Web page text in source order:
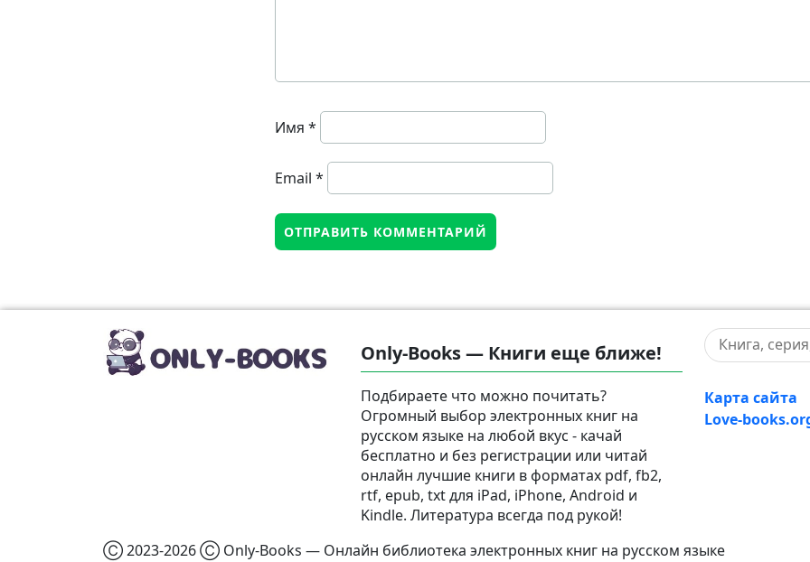
Имя *
Email *
Only-Books — Книги еще ближе!
Подбираете что можно почитать?
Огромный выбор электронных книг на
русском языке на любой вкус - качай
бесплатно и без регистрации или читай
онлайн лучшие книги в форматах pdf, fb2,
rtf, epub, txt для iPad, iPhone, Android и
Kindle. Литература всегда под рукой!
Карта сайта
Love-
Ⓒ 2023-2026 Ⓒ Only-Books — Онлайн библиотека электронных книг на русском языке